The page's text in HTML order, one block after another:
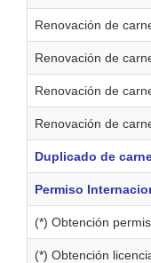
Renovación de
Renovación de
Renovación de
Renovación de
Duplicado de
Permiso
(*) Obtención
(*) Obtención